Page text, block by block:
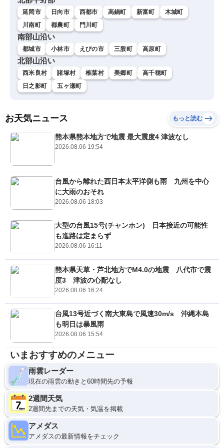
延岡市 日向市 西都市 高鍋町 新富町
木城町
川南町
都農町 門川町
南部山沿い
都城市 小林市 えびの市 三股町 高原町
北部山沿い
西米良村 諸塚村 椎葉村 美郷町
高千穂町
日之影町
五ヶ瀬町
お天気ニュース もっと読む
熊本県熊本地方で地震 最大震度4 津波なし
2026.08.06 19:54
台風から離れた西日本太平洋側も雨 九州を中心
に大雨のおそれ
2026.08.06 18:03
大型の台風15号(チャンホン) 日本接近の可能性
も進路は定まらず
2026.08.06 16:11
熊本県天草・芦北地方でM4.0の地震 八代市で震
度3 津波の心配なし
2026.08.06 16:24
台風13号近づく南大東島で風速30m/s 沖縄本島
も明日は暴風雨
2026.08.06 15:54
いまおすすめのメニュー
雨雲レーダー
現在の雨雲の動きと60時間先の予報
2週間天気
2週間先までの天気・気温を掲載
アメダス
アメダスの最新情報をチェック